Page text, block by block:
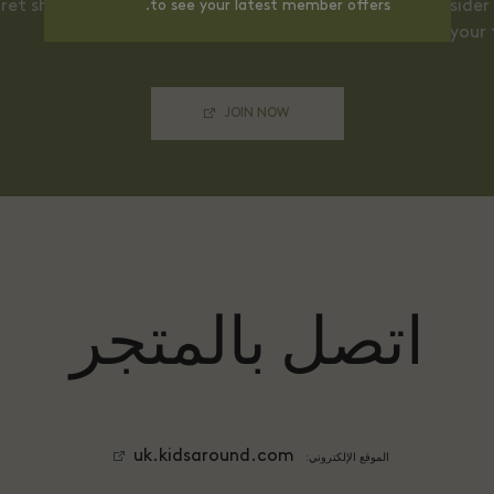
shopping events, special access to Private Sales,
extras from
JOIN NOW
اتصل بالمتجر
الموقع الإلكتروني: uk.kidsaround.com
to see your latest member offers.